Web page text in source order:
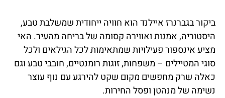
ביקור בגברנרז איילנד הוא חוויה ייחודית שמשלבת טבע,
היסטוריה, אמנות ואווירה קסומה של בריחה מהעיר. האי
מציע אינספור פעילויות שמתאימות לכל הגילאים ולכל
סוגי המטיילים – משפחות, זוגות רומנטיים, חובבי טבע וגם
כאלה שרק מחפשים מקום שקט להירגע עם נוף עוצר
נשימה של מנהטן ופסל החירות.